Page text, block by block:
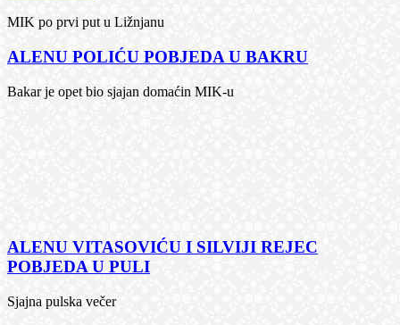
MIK po prvi put u Ližnjanu
ALENU POLIĆU POBJEDA U BAKRU
Bakar je opet bio sjajan domaćin MIK-u
ALENU VITASOVIĆU I SILVIJI REJEC
POBJEDA U PULI
Sjajna pulska večer